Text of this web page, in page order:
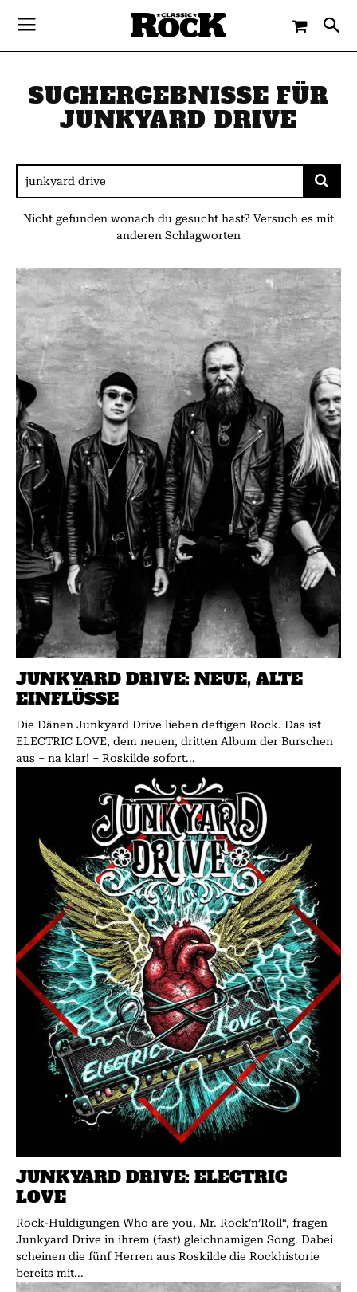
SUCHERGEBNISSE FÜR
JUNKYARD DRIVE
Nicht gefunden wonach du gesucht hast? Versuch es mit
anderen Schlagworten
JUNKYARD DRIVE: NEUE, ALTE
EINFLÜSSE
Die Dänen Junkyard Drive lieben deftigen Rock. Das ist
ELECTRIC LOVE, dem neuen, dritten Album der Burschen
aus – na klar! – Roskilde sofort...
JUNKYARD DRIVE: ELECTRIC
LOVE
Rock-Huldigungen Who are you, Mr. Rock’n’Roll“, fragen
Junkyard Drive in ihrem (fast) gleichnamigen Song. Dabei
scheinen die fünf Herren aus Roskilde die Rockhistorie
bereits mit...